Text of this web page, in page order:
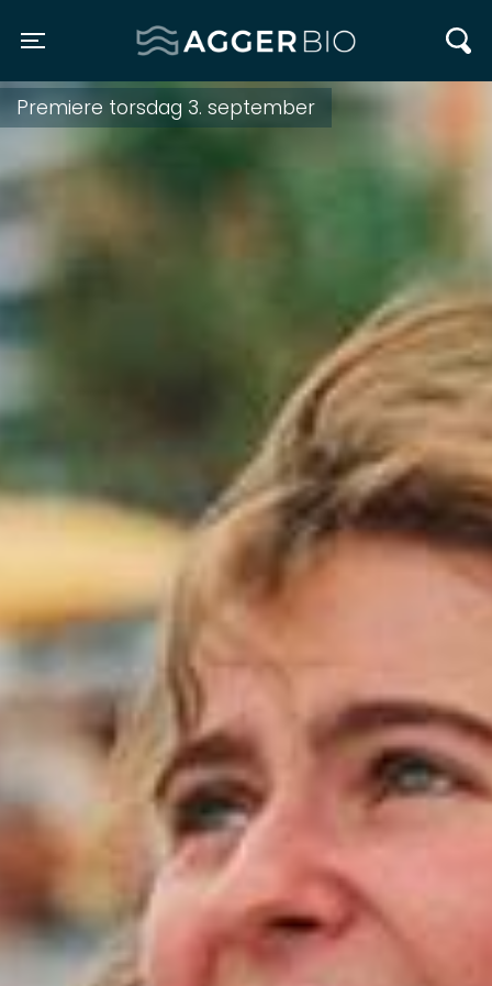
Toggle navigation
Agger BIO
Premiere torsdag 3. september